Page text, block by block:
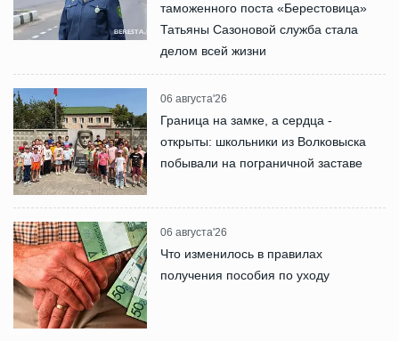
таможенного поста «Берестовица»
Татьяны Сазоновой служба стала
делом всей жизни
06 августа'26
Граница на замке, а сердца -
открыты: школьники из Волковыска
побывали на пограничной заставе
06 августа'26
Что изменилось в правилах
получения пособия по уходу